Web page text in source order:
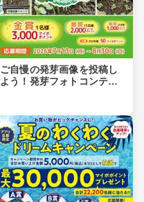
ご自慢の発芽画像を投稿し
よう！発芽フォトコンテス